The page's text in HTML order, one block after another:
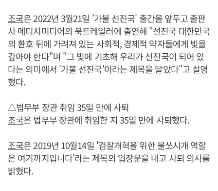
조국은 2022년 3월21일 '가불 선진국' 출간을 앞두고 출판
사 메디치미디어의 북트레일러에 출연해 "선진국 대한민국
의 환호 뒤에 가려져 있는 사회적, 경제적 약자들에게 빚을
갚아야 한다"며 "그 빚에 기초해 우리가 선진국이 되어 있
다는 의미에서 '가불 선진국'이라는 제목을 달았다"고 설명
했다.
△법무부 장관 취임 35일 만에 사퇴
조국은 법무부 장관에 취임한 지 35일 만에 사퇴했다.
조국은 2019년 10월14일 '검찰개혁을 위한 불쏘시개 역할
은 여기까지입니다'라는 제목의 입장문을 내고 사퇴 의사를
밝혔다.